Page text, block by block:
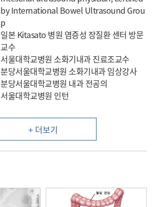
by International Bowel Ultrasound Grou
p
일본 Kitasato 병원 염증성 장질환 센터 방문
교수
서울대학교병원 소화기내과 진료조교수
분당서울대학교병원 소화기내과 임상강사
분당서울대학교병원 내과 전공의
서울대학교병원 인턴
+ 더보기